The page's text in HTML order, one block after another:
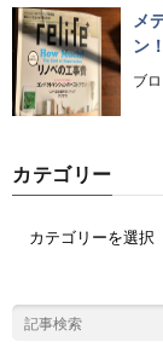
メ
ン
ブ
カテゴリー